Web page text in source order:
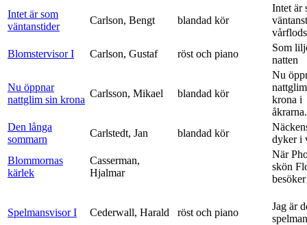
Intet är som
väntanstider
Carlson, Bengt blandad kör
Intet är
Blomstervisor I
Carlson, Gustaf röst och piano
Som
natten
Nu öppnar
nattglim sin krona
Carlsson, Mikael blandad kör
Nu
krona i
Den långa
sommarn
Carlstedt, Jan blandad kör
dyker i
Blommornas
kärlek
Casserman,
Hjalmar
När
skön
besöker
Spelmansvisor I Cederwall, Harald röst och piano
Jag är
spelman